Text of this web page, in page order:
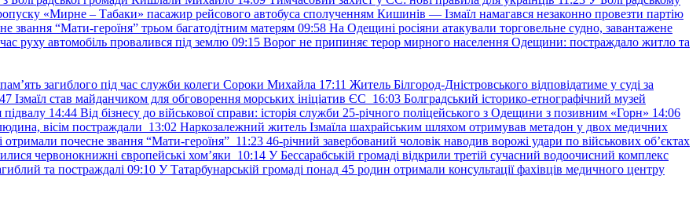
«Мирне – Табаки» пасажир рейсового автобуса сполученням Кишинів — Ізмаїл намагався незаконно провезти партію
звання “Мати-героїня” трьом багатодітним матерям 09:58 На Одещині росіяни атакували торговельне судно, завантажене
руху автомобіль провалився під землю 09:15 Ворог не припиняє терор мирного населення Одещини: постраждало житло та
загиблого під час служби колеги Сороки Михайла 17:11 Житель Білгород-Дністровського відповідатиме у суді за
Ізмаїл став майданчиком для обговорення морських ініціатив ЄС 16:03 Болградський історико-етнографічний музей
14:44 Від бізнесу до військової справи: історія служби 25-річного поліцейського з Одещини з позивним «Горн» 14:06
вісім постраждали 13:02 Наркозалежний житель Ізмаїла шахрайським шляхом отримував метадон у двох медичних
отримали почесне звання “Мати-героїня” 11:23 46-річний завербований чоловік наводив ворожі удари по військових обʼєктах
червонокнижні європейські хом’яки 10:14 У Бессарабській громаді відкрили третій сучасний водоочисний комплекс
та постраждалі 09:10 У Татарбунарській громаді понад 45 родин отримали консультації фахівців медичного центру